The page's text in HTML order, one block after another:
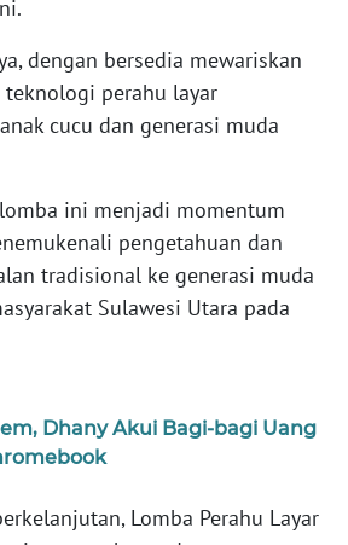
dengan bersedia mewariskan
perahu layar
cucu dan generasi muda
ini menjadi momentum
pengetahuan dan
tradisional ke generasi muda
Sulawesi Utara pada
Dhany Akui Bagi-bagi Uang
Lomba Perahu Layar